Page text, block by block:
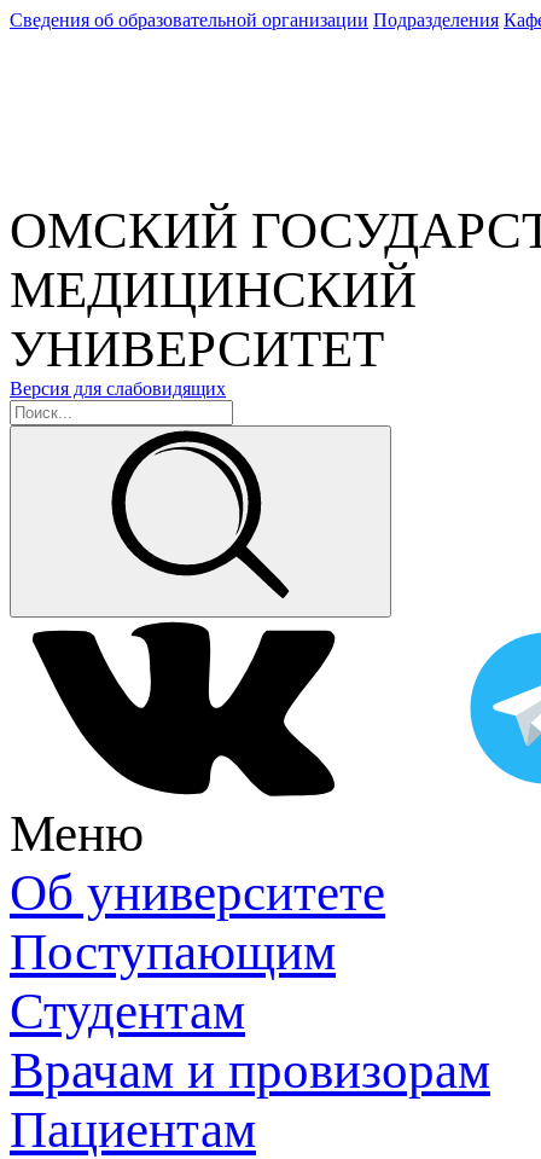
Сведения об образовательной организации Подразделения
ОМСКИЙ
МЕДИЦИНСКИЙ
УНИВЕРСИТЕТ
Версия для слабовидящих
Меню
Об университете
Поступающим
Студентам
Врачам и провизорам
Пациентам